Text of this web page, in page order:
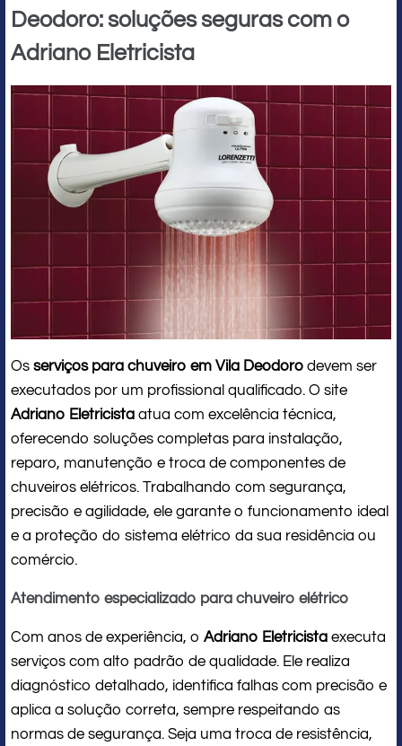
Deodoro: soluções seguras com o
Adriano Eletricista
Os serviços para chuveiro em Vila Deodoro devem ser
executados por um profissional qualificado. O site
Adriano Eletricista atua com excelência técnica,
oferecendo soluções completas para instalação,
reparo, manutenção e troca de componentes de
chuveiros elétricos. Trabalhando com segurança,
precisão e agilidade, ele garante o funcionamento ideal
e a proteção do sistema elétrico da sua residência ou
comércio.
Atendimento especializado para chuveiro elétrico
Com anos de experiência, o Adriano Eletricista executa
serviços com alto padrão de qualidade. Ele realiza
diagnóstico detalhado, identifica falhas com precisão e
aplica a solução correta, sempre respeitando as
normas de segurança. Seja uma troca de resistência,